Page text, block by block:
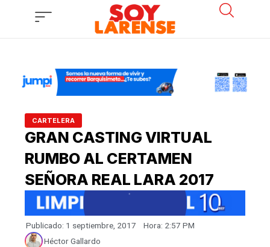
CARTELERA
GRAN CASTING VIRTUAL
RUMBO AL CERTAMEN
SEÑORA REAL LARA 2017
Publicado: 1 septiembre, 2017 Hora: 2:57 PM
Héctor Gallardo